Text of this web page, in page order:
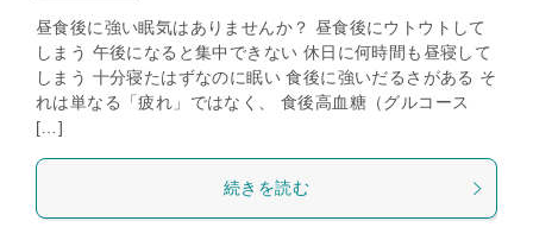
昼食後に強い眠気はありませんか？ 昼食後にウトウトして
しまう 午後になると集中できない 休日に何時間も昼寝して
しまう 十分寝たはずなのに眠い 食後に強いだるさがある そ
れは単なる「疲れ」ではなく、 食後高血糖（グルコース
[…]
続きを読む